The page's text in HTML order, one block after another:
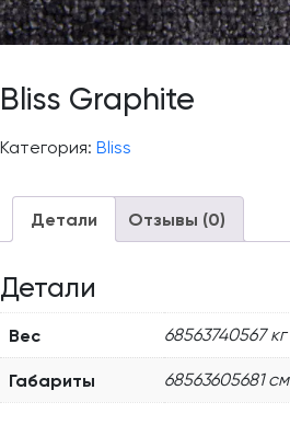
Bliss Graphite
Категория: Bliss
Детали Отзывы (0)
Детали
Вес 68563740567 кг
Габариты 68563605681 см